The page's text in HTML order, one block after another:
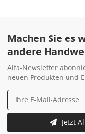
Machen Sie es
andere
Alfa-Newsletter
neuen Produkten und
Jetzt